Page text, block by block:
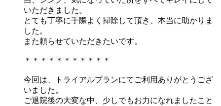
いただきました。
とても丁寧に手際よく掃除して頂き、本当に助かりま
した。
また頼らせていただきたいです。
＊＊＊＊＊＊＊＊＊＊＊
今回は、トライアルプランにてご利用ありがとうござ
いました。
ご退院後の大変な中、少しでもお力になれましたこと